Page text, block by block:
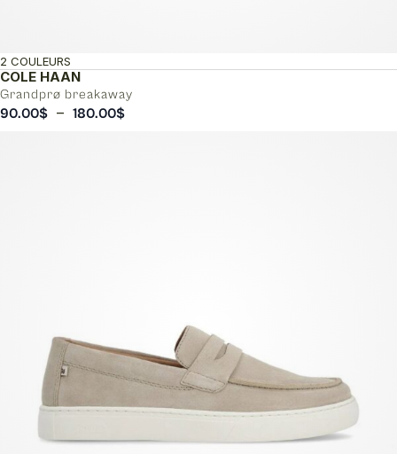
COLE HAAN
Grandprø breakaway
2 COULEURS
90.00$ – 180.00$Plage